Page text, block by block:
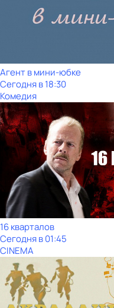
Агент в мини-юбке
Сегодня в 18:30
Комедия
16 кварталов
Сегодня в 01:45
CINEMA